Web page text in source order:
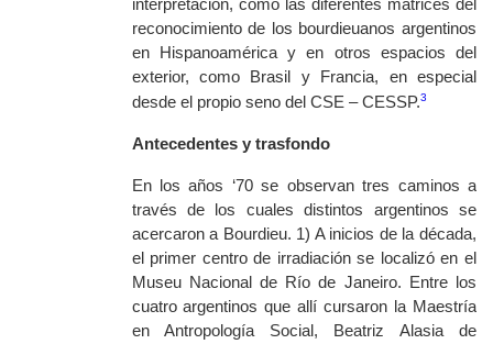
interpretación, como las diferentes matrices del
reconocimiento de los bourdieuanos argentinos
en Hispanoamérica y en otros espacios del
exterior, como Brasil y Francia, en especial
desde el propio seno del CSE – CESSP.3
Antecedentes y trasfondo
En los años ‘70 se observan tres caminos a
través de los cuales distintos argentinos se
acercaron a Bourdieu. 1) A inicios de la década,
el primer centro de irradiación se localizó en el
Museu Nacional de Río de Janeiro. Entre los
cuatro argentinos que allí cursaron la Maestría
en Antropología Social, Beatriz Alasia de